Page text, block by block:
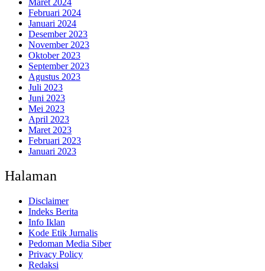
Februari 2024
Januari 2024
Desember 2023
November 2023
Oktober 2023
September 2023
Agustus 2023
Juli 2023
Juni 2023
Mei 2023
April 2023
Maret 2023
Februari 2023
Januari 2023
Halaman
Disclaimer
Indeks Berita
Info Iklan
Kode Etik Jurnalis
Pedoman Media Siber
Privacy Policy
Redaksi